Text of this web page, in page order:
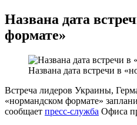
Названа дата
формате»
Названа дата встречи в
Встреча лидеров Украины,
«нормандском формате»
сообщает пресс-служба Офиса